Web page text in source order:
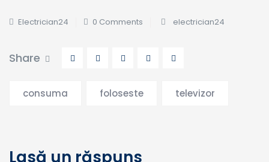
Electrician24 0 Comments electrician24
Share
consuma foloseste televizor
Lasă un răspuns